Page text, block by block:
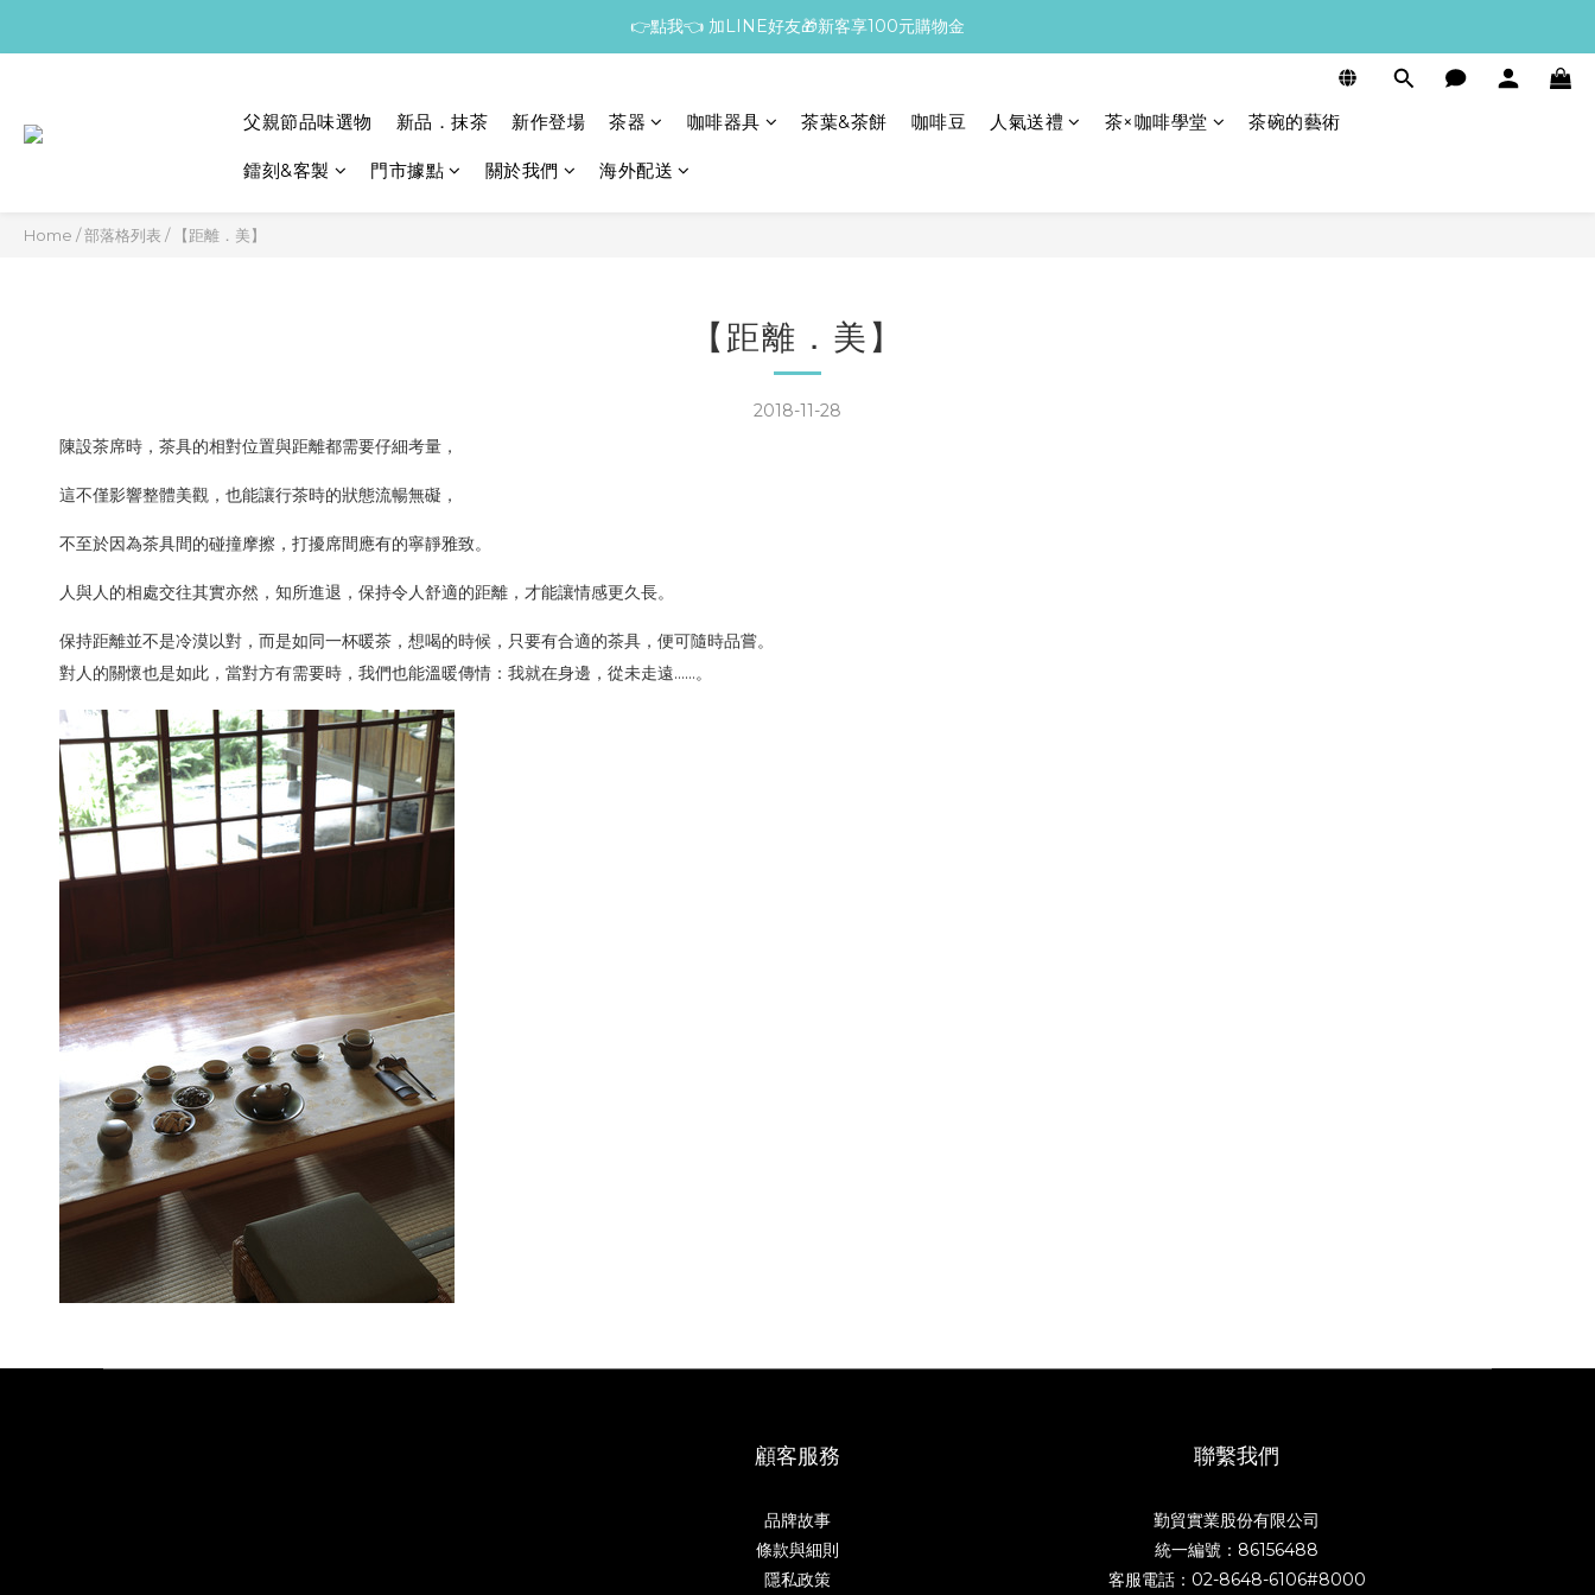
👉點我👈 加LINE好友🎁新客享100元購物金
父親節品味選物 新品．抹茶 新作登場 茶器 咖啡器具 茶葉&茶餅 咖啡豆 人氣送禮 茶×咖啡學堂 茶碗的藝術
鐳刻&客製 門市據點 關於我們 海外配送
Home /部落格列表 / 【距離．美】
【距離．美】
2018-11-28
陳設茶席時，茶具的相對位置與距離都需要仔細考量，
這不僅影響整體美觀，也能讓行茶時的狀態流暢無礙，
不至於因為茶具間的碰撞摩擦，打擾席間應有的寧靜雅致。
人與人的相處交往其實亦然，知所進退，保持令人舒適的距離，才能讓情感更久長。
保持距離並不是冷漠以對，而是如同一杯暖茶，想喝的時候，只要有合適的茶具，便可隨時品嘗。
對人的關懷也是如此，當對方有需要時，我們也能溫暖傳情：我就在身邊，從未走遠……。
顧客服務
品牌故事
條款與細則
隱私政策
聯繫我們
勤貿實業股份有限公司
統一編號：86156488
客服電話：02-8648-6106#8000